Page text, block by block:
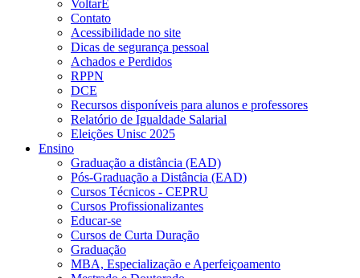
VoltarE
Contato
Acessibilidade no site
Dicas de segurança pessoal
Achados e Perdidos
RPPN
DCE
Recursos disponíveis para alunos e professores
Relatório de Igualdade Salarial
Eleições Unisc 2025
Ensino
Graduação a distância (EAD)
Pós-Graduação a Distância (EAD)
Cursos Técnicos - CEPRU
Cursos Profissionalizantes
Educar-se
Cursos de Curta Duração
Graduação
MBA, Especialização e Aperfeiçoamento